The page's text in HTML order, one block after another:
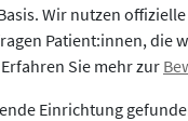
Wir nutzen
Patient:innen, die
Sie mehr zur
Einrichtung